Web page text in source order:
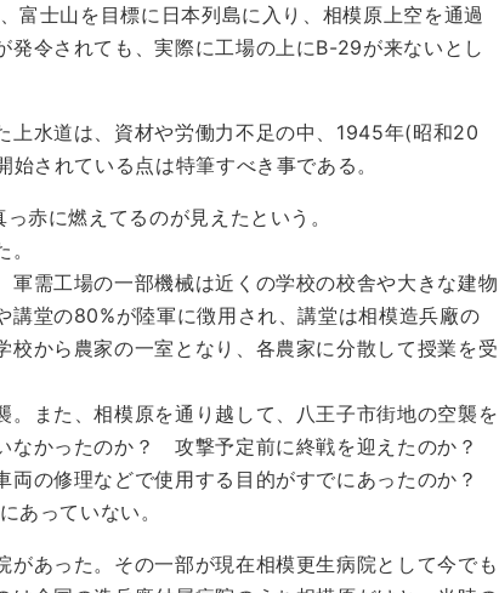
士山を目標に日本列島に入り、相模原上空を通過
発令されても、実際に工場の上にB-29が来ないとし
水道は、資材や労働力不足の中、1945年(昭和20
されている点は特筆すべき事である。
赤に燃えてるのが見えたという。
需工場の一部機械は近くの学校の校舎や大きな建物
堂の80%が陸軍に徴用され、講堂は相模造兵廠の
から農家の一室となり、各農家に分散して授業を受
また、相模原を通り越して、八王子市街地の空襲を
なかったのか？ 攻撃予定前に終戦を迎えたのか？
両の修理などで使用する目的がすでにあったのか？
あっていない。
あった。その一部が現在相模更生病院として今でも